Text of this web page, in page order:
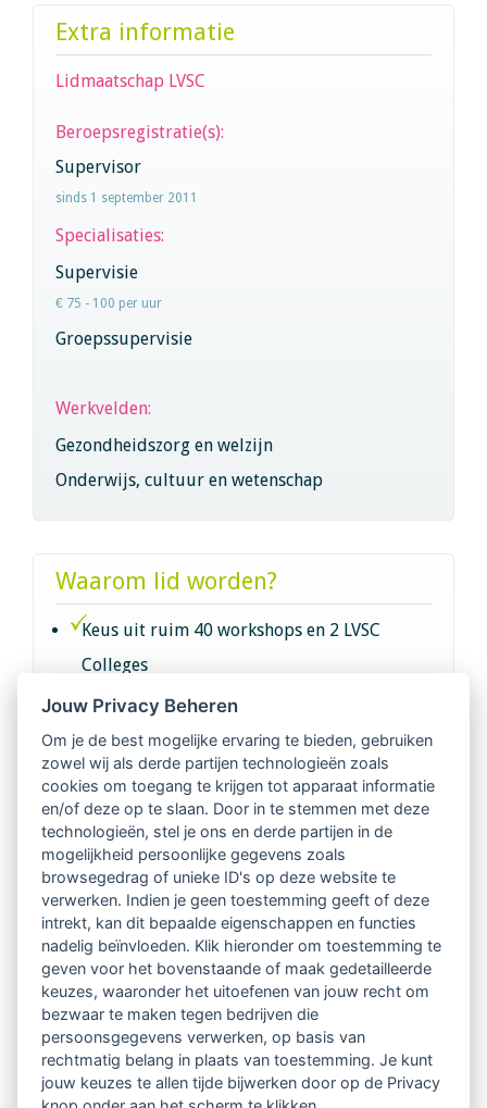
Extra informatie
Lidmaatschap LVSC
Beroepsregistratie(s):
Supervisor
sinds 1 september 2011
Specialisaties:
Supervisie
€ 75 - 100 per uur
Groepssupervisie
Werkvelden:
Gezondheidszorg en welzijn
Onderwijs, cultuur en wetenschap
Waarom lid worden?
Keus uit ruim 40 workshops en 2 LVSC
Colleges
Intervisie met geregistreerde vakgenoten
Netwerk van 2100 professionals in 14
regio's
Vindbaar voor opdrachtgevers
Tijdschrift voor
Begeleidingskunde & kennisbank
Beroepsregistratie (LVSC keurmerk)
Lid worden van LVSC
Jouw Privacy Beheren
Om je de best mogelijke ervaring te bieden, gebruiken
zowel wij als derde partijen technologieën zoals
cookies om toegang te krijgen tot apparaat informatie
en/of deze op te slaan. Door in te stemmen met deze
technologieën, stel je ons en derde partijen in de
mogelijkheid persoonlijke gegevens zoals
browsegedrag of unieke ID's op deze website te
verwerken. Indien je geen toestemming geeft of deze
intrekt, kan dit bepaalde eigenschappen en functies
nadelig beïnvloeden. Klik hieronder om toestemming te
geven voor het bovenstaande of maak gedetailleerde
keuzes, waaronder het uitoefenen van jouw recht om
bezwaar te maken tegen bedrijven die
persoonsgegevens verwerken, op basis van
rechtmatig belang in plaats van toestemming. Je kunt
jouw keuzes te allen tijde bijwerken door op de Privacy